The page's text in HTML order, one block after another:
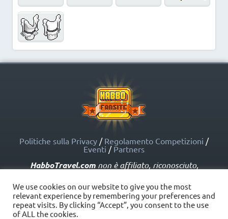
Politiche sulla Privacy / Regolamento Competizioni /
Eventi / Partners
HabboTravel.comnon è affiliato, riconosciuto,
dalle società affiliate. HabboTravel.com può servirsi di
marchi registrati e altre proprietà intellettuali di Habbo
come indicato nelle Politiche sui Fansite.
Copyright © HabboTravel (2012 - 2026) - V. 5.0
We use cookies on our website to give you the most
relevant experience by remembering your preferences and
repeat visits. By clicking “Accept”, you consent to the use
of ALL the cookies.